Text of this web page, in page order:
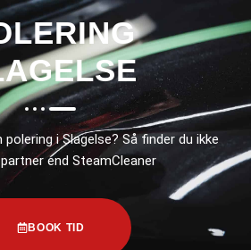
i Slagelse? Så finder du ikke
end SteamCleaner
BOOK TID